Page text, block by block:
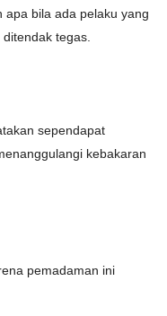
apa bila ada pelaku yang
tegas.
sependapat
kebakaran
pemadaman ini